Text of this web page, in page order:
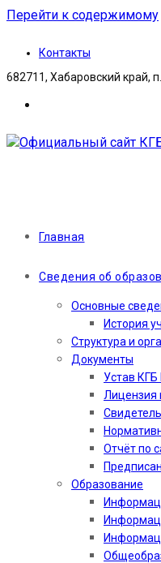
Перейти к содержимому
Контакты
682711, Хабаровский край,
Главная
Сведения об
Основные
История
Структура и
Документы
Устав
Лицензия
Отчёт по
Образование